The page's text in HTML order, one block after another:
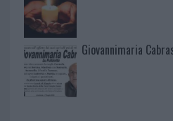
Giovannimaria